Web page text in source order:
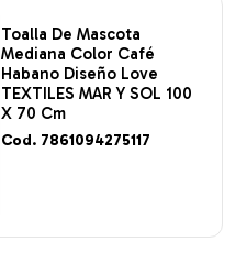
Toalla De Mascota
Mediana Color Café
Habano Diseño Love
TEXTILES MAR Y SOL 100
X 70 Cm
Cod. 7861094275117